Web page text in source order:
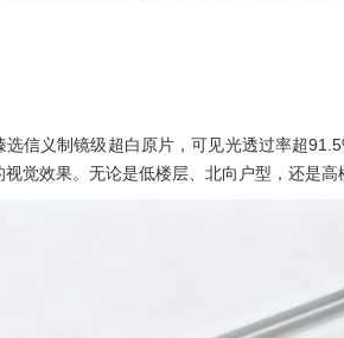
选信义制镜级超白原片，可见光透过率超
视觉效果。无论是低楼层、北向户型，还是